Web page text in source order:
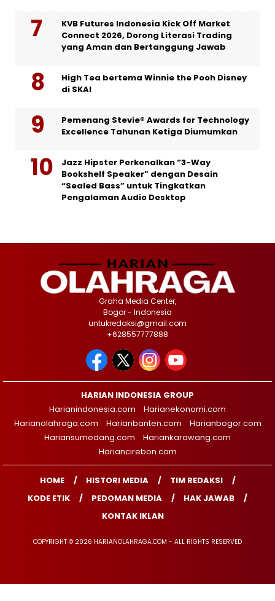
KVB Futures Indonesia Kick Off Market
Connect 2026, Dorong Literasi Trading
yang Aman dan Bertanggung Jawab
High Tea bertema Winnie the Pooh Disney
di SKAI
Pemenang Stevie® Awards for Technology
Excellence Tahunan Ketiga Diumumkan
Jazz Hipster Perkenalkan “3-Way
Bookshelf Speaker” dengan Desain
“Sealed Bass” untuk Tingkatkan
Pengalaman Audio Desktop
Graha Media Center,
Bogor - Indonesia
untukredaksi@gmail.com
+628557777888
HARIAN INDONESIA GROUP
Harianindonesia.com
Harianekonomi.com
Harianolahraga.com
Harianbanten.com
Harianbogor.com
Hariansumedang.com
Hariankarawang.com
Hariancirebon.com
HOME HISTORI MEDIA
TIM REDAKSI
KODE ETIK
PEDOMAN MEDIA
HAK JAWAB
KONTAK IKLAN
COPYRIGHT © 2026 HARIANOLAHRAGA.COM - ALL RIGHTS RESERVED